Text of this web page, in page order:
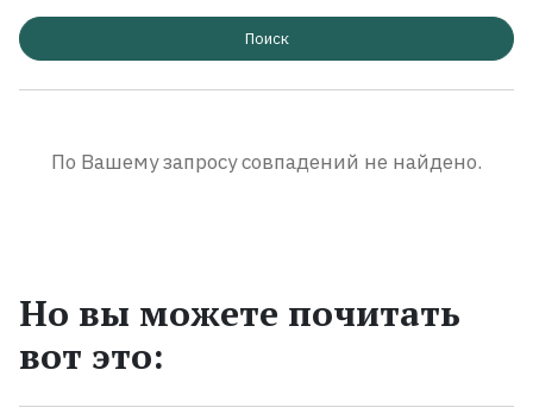
Книги Поиск
По Вашему запросу совпадений не найдено.
Но вы можете почитать
вот это: